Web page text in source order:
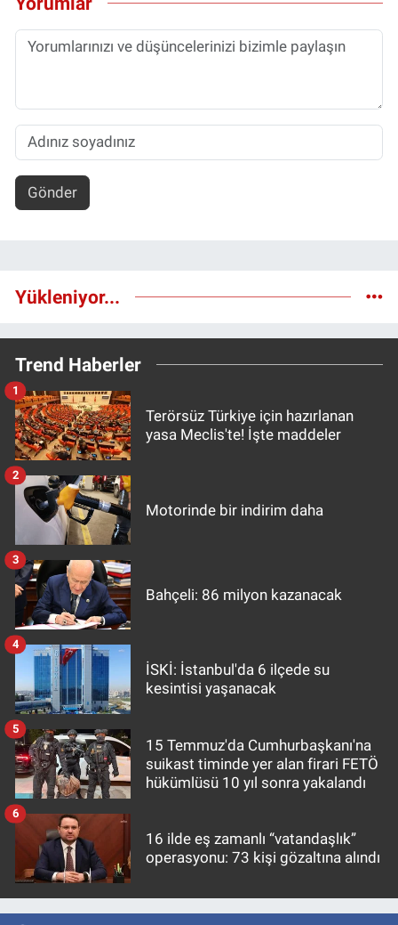
Gönder
Yükleniyor...
Trend Haberler
Terörsüz Türkiye için hazırlanan
yasa Meclis'te! İşte maddeler
1
Motorinde bir indirim daha
2
Bahçeli: 86 milyon kazanacak
3
İSKİ: İstanbul'da 6 ilçede su
kesintisi yaşanacak
4
15 Temmuz'da Cumhurbaşkanı'na
suikast timinde yer alan firari FETÖ
hükümlüsü 10 yıl sonra yakalandı
5
16 ilde eş zamanlı “vatandaşlık”
operasyonu: 73 kişi gözaltına alındı
6